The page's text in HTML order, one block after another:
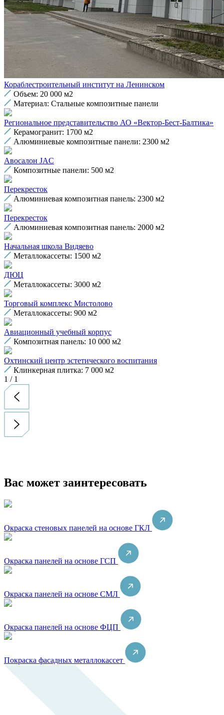
Кораблестроительный институт на Ленинском
Объем: 20 000 м2
Материал: Стальные композитные панели
Региональное представительство АО «Вектор-Бест-Балтика»
Керамогранит: 1700 м2
Алюминиевые композитные панели: 2300 м2
Авосалон JAC
Композитные панели: 500 м2
Перекресток
Алюминиевая композитная панель: 2300 м2
Перекресток
Алюминиевая композитная панель: 2000 м2
Начальная школа Видяево
Металлокассеты: 1500 м2
ДЮЦ
Металлокассеты: 3000 м2
Торговый комплекс Мистолово
Металлокассеты: 900 м2
Авиационный учебный корпус
Композитная панель: 10 000 м2
Охтинский центр эстетического воспитания
Клинкерная плитка: 7 000 м2
1 / 1
Вас может заинтересовать
Окраска стеновых панелей на основе ГКЛ
Окраска панелей на основе ГСП
Окраска панелей на основе СМЛ
Окраска панелей на основе ФЦП
Покраска фасадных металлокассет